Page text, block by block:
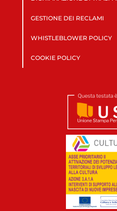
GESTIONE DEI RECLAMI
WHISTLEBLOWER POLICY
COOKIE POLICY